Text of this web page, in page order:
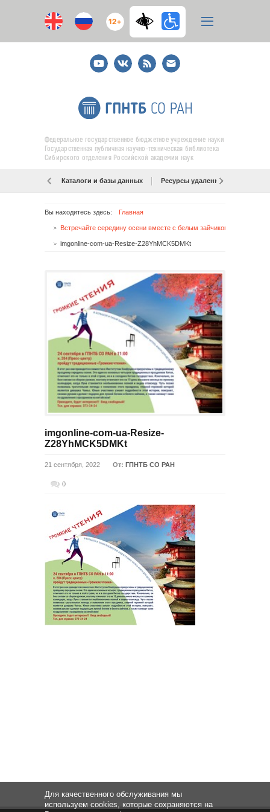
12+
YoutubeВКонтакте
RSS
E-
mail
подписка
Федеральное государственное бюджетное учреждение науки
Государственная публичная научно-техническая библиотека
Сибирского отделения Российской академии наук
Каталоги и базы данных Ресурсы удаленного доступа
Вы находитесь здесь: Главная
Встречайте середину осени вместе с белым зайчиком
imgonline-com-ua-Resize-Z28YhMCK5DMKt
imgonline-com-ua-Resize-
Z28YhMCK5DMKt
21 сентября, 2022 От: ГПНТБ СО РАН
0
Для качественного обслуживания мы
используем cookies, которые сохраняются на